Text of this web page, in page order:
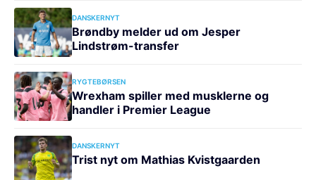
DANSKERNYT
Brøndby melder ud om Jesper
Lindstrøm-transfer
RYGTEBØRSEN
Wrexham spiller med musklerne og
handler i Premier League
DANSKERNYT
Trist nyt om Mathias Kvistgaarden